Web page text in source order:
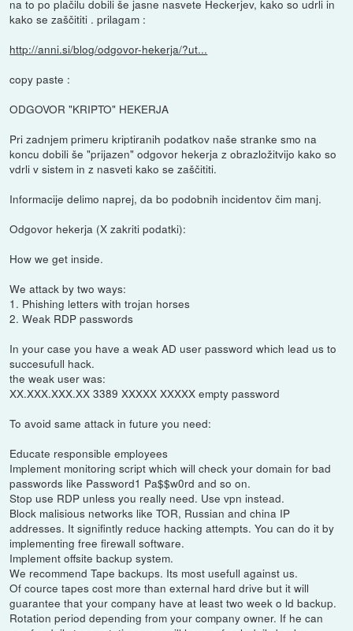
na to po plačilu dobili še jasne nasvete Heckerjev, kako so udrli in
kako se zaščititi . prilagam :
http://anni.si/blog/odgovor-hekerja/?ut...
copy paste :
ODGOVOR "KRIPTO" HEKERJA
Pri zadnjem primeru kriptiranih podatkov naše stranke smo na
koncu dobili še "prijazen" odgovor hekerja z obrazložitvijo kako so
vdrli v sistem in z nasveti kako se zaščititi.
Informacije delimo naprej, da bo podobnih incidentov čim manj.
Odgovor hekerja (X zakriti podatki):
How we get inside.
We attack by two ways:
1. Phishing letters with trojan horses
2. Weak RDP passwords
In your case you have a weak AD user password which lead us to
succesufull hack.
the weak user was:
XX.XXX.XXX.XX 3389 XXXXX XXXXX empty password
To avoid same attack in future you need:
Educate responsible employees
Implement monitoring script which will check your domain for bad
passwords like Password1 Pa$$w0rd and so on.
Stop use RDP unless you really need. Use vpn instead.
Block malisious networks like TOR, Russian and china IP
addresses. It signifintly reduce hacking attempts. You can do it by
implementing free firewall software.
Implement offsite backup system.
We recommend Tape backups. Its most usefull against us.
Of cource tapes cost more than external hard drive but it will
guarantee that your company have at least two week o ld backup.
Rotation period depending from your company owner. If he can